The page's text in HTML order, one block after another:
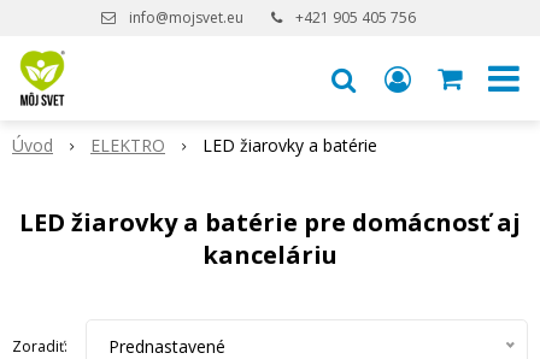
info@mojsvet.eu +421 905 405 756
Úvod ELEKTRO LED žiarovky a batérie
LED žiarovky a batérie pre domácnosť aj
kanceláriu
Zoradiť: Prednastavené